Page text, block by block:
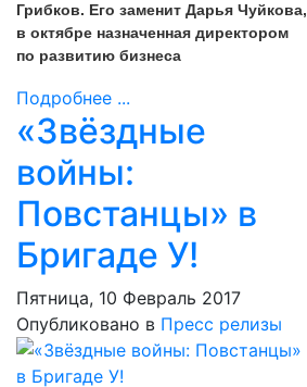
Грибков. Его заменит Дарья Чуйкова,
в октябре назначенная директором
по развитию бизнеса
Подробнее ...
«Звёздные
войны:
Повстанцы» в
Бригаде У!
Пятница, 10 Февраль 2017
Опубликовано в Пресс релизы